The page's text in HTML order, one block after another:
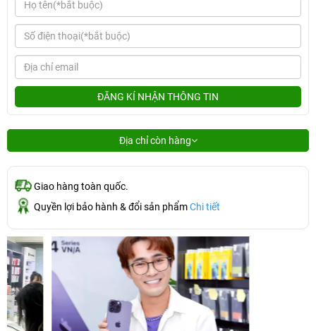
ĐĂNG KÍ NHẬN THÔNG TIN
Địa chỉ còn hàng
Giao hàng toàn quốc.
Quyền lợi bảo hành & đổi sản phẩmChi tiết